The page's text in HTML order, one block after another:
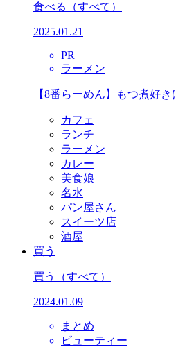
食べる （すべて）
2025.01.21
PR
ラーメン
【8番らーめん】もつ煮好
カフェ
ランチ
ラーメン
カレー
美食娘
名水
パン屋さん
スイーツ店
酒屋
買う
買う （すべて）
2024.01.09
まとめ
ビューティー